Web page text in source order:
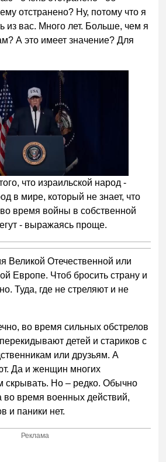
отстранено? Ну, потому что я
из вас. Много лет. Больше, чем я
А это имеет значение? Для
через Отмена
что израильской народ -
в мире, который не знает, что
время войны в собственной
- выражаясь проще.
Великой Отечественной или
Европе. Чтоб бросить страну и
Туда, где не стреляют и не
во время сильных обстрелов
детей и стариков с
или друзьям. А
Да и женщин многих
скрывать. Но – редко. Обычно
во время военных действий,
и паники нет.
Реклама